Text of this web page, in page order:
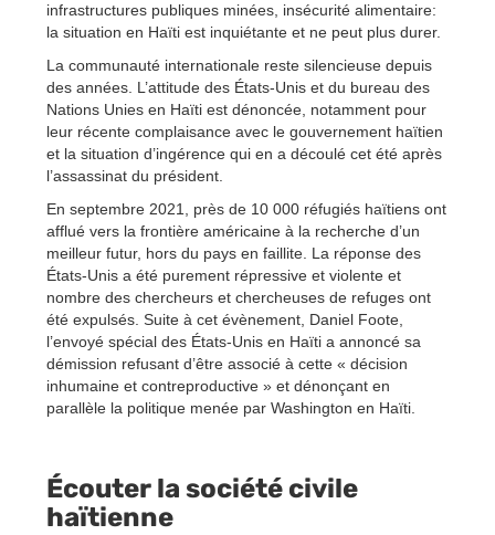
infrastructures publiques minées, insécurité alimentaire:
la situation en Haïti est inquiétante et ne peut plus durer.
La communauté internationale reste silencieuse depuis
des années. L’attitude des États-Unis et du bureau des
Nations Unies en Haïti est dénoncée, notamment pour
leur récente complaisance avec le gouvernement haïtien
et la situation d’ingérence qui en a découlé cet été après
l’assassinat du président.
En septembre 2021, près de 10 000 réfugiés haïtiens ont
afflué vers la frontière américaine à la recherche d’un
meilleur futur, hors du pays en faillite. La réponse des
États-Unis a été purement répressive et violente et
nombre des chercheurs et chercheuses de refuges ont
été expulsés. Suite à cet évènement, Daniel Foote,
l’envoyé spécial des États-Unis en Haïti a annoncé sa
démission refusant d’être associé à cette « décision
inhumaine et contreproductive » et dénonçant en
parallèle la politique menée par Washington en Haïti.
Écouter la société civile
haïtienne